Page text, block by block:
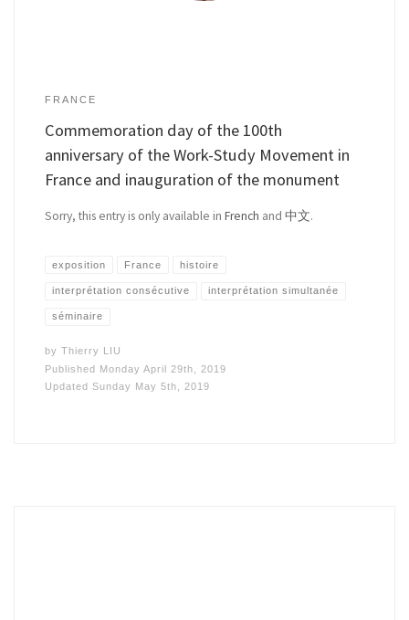
FRANCE
Commemoration day of the 100th
anniversary of the Work-Study Movement in
France and inauguration of the monument
Sorry, this entry is only available inFrench and中文.
exposition France histoire
interprétation consécutive interprétation simultanée
séminaire
byThierry LIU
Published Monday April 29th, 2019
UpdatedSunday May 5th, 2019